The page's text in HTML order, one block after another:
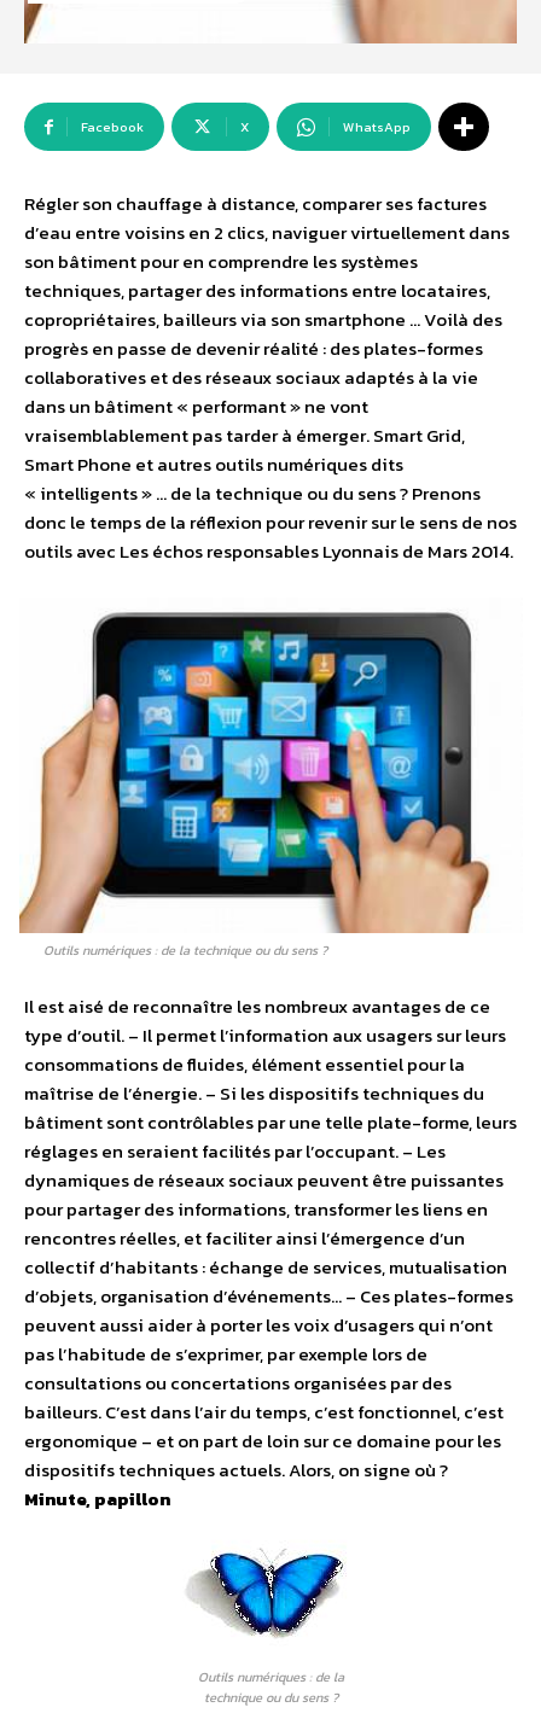
Facebook X WhatsApp
Régler son chauffage à distance, comparer ses factures
d’eau entre voisins en 2 clics, naviguer virtuellement dans
son bâtiment pour en comprendre les systèmes
techniques, partager des informations entre locataires,
copropriétaires, bailleurs via son smartphone … Voilà des
progrès en passe de devenir réalité : des plates-formes
collaboratives et des réseaux sociaux adaptés à la vie
dans un bâtiment « performant » ne vont
vraisemblablement pas tarder à émerger. Smart Grid,
Smart Phone et autres outils numériques dits
« intelligents » … de la technique ou du sens ? Prenons
donc le temps de la réflexion pour revenir sur le sens de nos
outils avec Les échos responsables Lyonnais de Mars 2014.
Outils numériques : de la technique ou du sens ?
Il est aisé de reconnaître les nombreux avantages de ce
type d’outil. – Il permet l’information aux usagers sur leurs
consommations de fluides, élément essentiel pour la
maîtrise de l’énergie. – Si les dispositifs techniques du
bâtiment sont contrôlables par une telle plate-forme, leurs
réglages en seraient facilités par l’occupant. – Les
dynamiques de réseaux sociaux peuvent être puissantes
pour partager des informations, transformer les liens en
rencontres réelles, et faciliter ainsi l’émergence d’un
collectif d’habitants : échange de services, mutualisation
d’objets, organisation d’événements… – Ces plates-formes
peuvent aussi aider à porter les voix d’usagers qui n’ont
pas l’habitude de s’exprimer, par exemple lors de
consultations ou concertations organisées par des
bailleurs. C’est dans l’air du temps, c’est fonctionnel, c’est
ergonomique – et on part de loin sur ce domaine pour les
dispositifs techniques actuels. Alors, on signe où ?
Minute, papillon
Outils numériques : de la
technique ou du sens ?